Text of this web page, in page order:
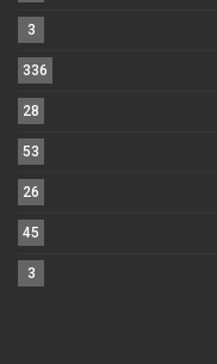
3
336
28
53
26
45
3